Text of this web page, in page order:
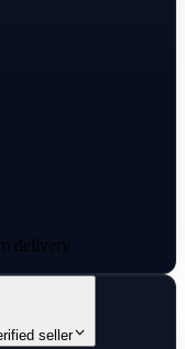
delivery
seller